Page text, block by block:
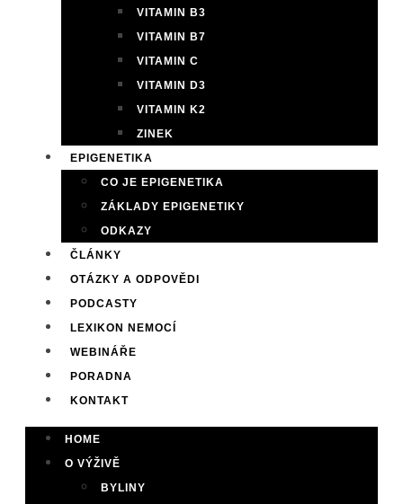
VITAMIN B3
VITAMIN B7
VITAMIN C
VITAMIN D3
VITAMIN K2
ZINEK
EPIGENETIKA
CO JE EPIGENETIKA
ZÁKLADY EPIGENETIKY
ODKAZY
ČLÁNKY
OTÁZKY A ODPOVĚDI
PODCASTY
LEXIKON NEMOCÍ
WEBINÁŘE
PORADNA
KONTAKT
HOME
O VÝŽIVĚ
BYLINY